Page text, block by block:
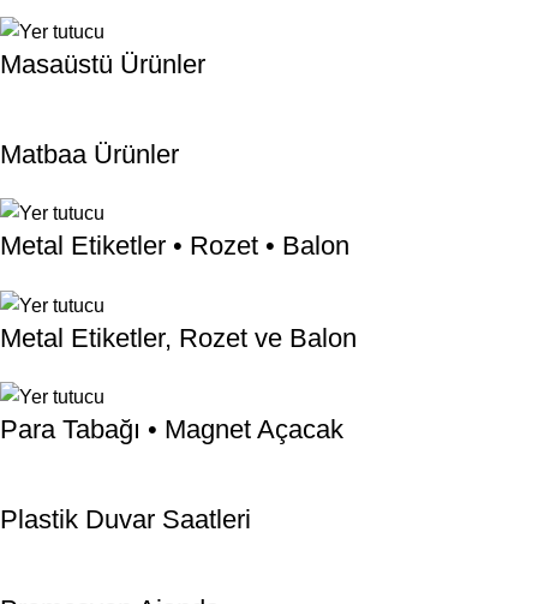
Masaüstü Ürünler
Matbaa Ürünler
Metal Etiketler • Rozet • Balon
Metal Etiketler, Rozet ve Balon
Para Tabağı • Magnet Açacak
Plastik Duvar Saatleri